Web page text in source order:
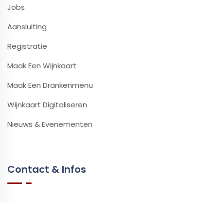
Jobs
Aansluiting
Registratie
Maak Een Wijnkaart
Maak Een Drankenmenu
Wijnkaart Digitaliseren
Nieuws & Evenementen
Contact & Infos